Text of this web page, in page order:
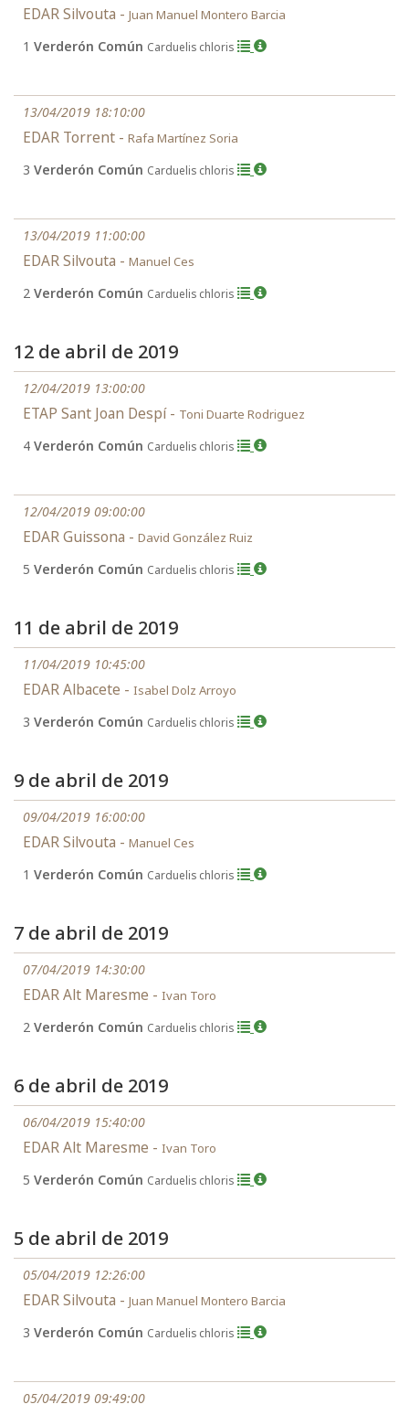
EDAR Silvouta - Juan Manuel Montero Barcia
1 Verderón Común Carduelis chloris
13/04/2019 18:10:00
EDAR Torrent - Rafa Martínez Soria
3 Verderón Común Carduelis chloris
13/04/2019 11:00:00
EDAR Silvouta - Manuel Ces
2 Verderón Común Carduelis chloris
12 de abril de 2019
12/04/2019 13:00:00
ETAP Sant Joan Despí - Toni Duarte Rodriguez
4 Verderón Común Carduelis chloris
12/04/2019 09:00:00
EDAR Guissona - David González Ruiz
5 Verderón Común Carduelis chloris
11 de abril de 2019
11/04/2019 10:45:00
EDAR Albacete - Isabel Dolz Arroyo
3 Verderón Común Carduelis chloris
9 de abril de 2019
09/04/2019 16:00:00
EDAR Silvouta - Manuel Ces
1 Verderón Común Carduelis chloris
7 de abril de 2019
07/04/2019 14:30:00
EDAR Alt Maresme - Ivan Toro
2 Verderón Común Carduelis chloris
6 de abril de 2019
06/04/2019 15:40:00
EDAR Alt Maresme - Ivan Toro
5 Verderón Común Carduelis chloris
5 de abril de 2019
05/04/2019 12:26:00
EDAR Silvouta - Juan Manuel Montero Barcia
3 Verderón Común Carduelis chloris
05/04/2019 09:49:00